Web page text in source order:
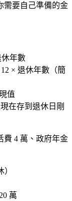
需要自己準備的金
休年數
× 退休年數（簡
值
在存到退休日剛
費 4 萬、政府年金
萬